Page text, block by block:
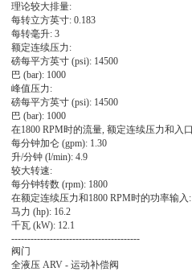
理论较大排量:
每转立方英寸: 0.183
每转毫升: 3
额定连续压力:
磅每平方英寸 (psi): 14500
巴 (bar): 1000
峰值压力:
磅每平方英寸 (psi): 14500
巴 (bar): 1000
在1800 RPM时的流量, 额定连续压力和入
每分钟加仑 (gpm): 1.30
升/分钟 (l/min): 4.9
较大转速:
每分钟转数 (rpm): 1800
在额定连续压力和1800 RPM时的功率输入:
马力 (hp): 16.2
千瓦 (kW): 12.1
----------------------------------------
阀门
全液压 ARV - 运动补偿阀